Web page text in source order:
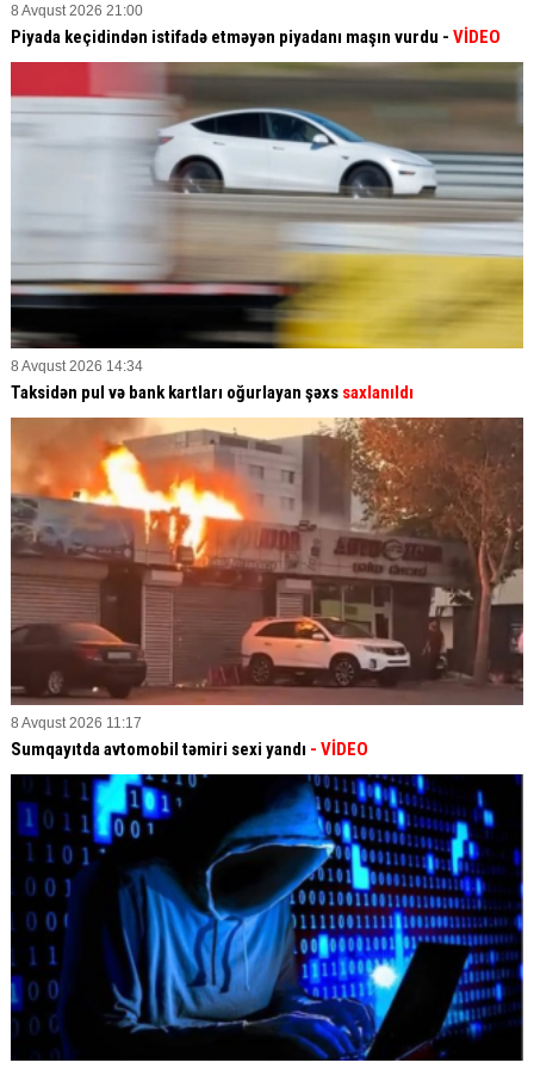
8 Avqust 2026 21:00
Piyada keçidindən istifadə etməyən piyadanı maşın vurdu - VİDEO
8 Avqust 2026 14:34
Taksidən pul və bank kartları oğurlayan şəxs saxlanıldı
8 Avqust 2026 11:17
Sumqayıtda avtomobil təmiri sexi yandı - VİDEO